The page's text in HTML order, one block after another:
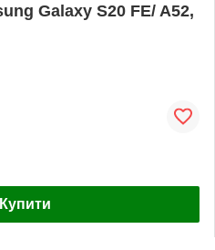
Galaxy S20 FE/ A52,
Купити